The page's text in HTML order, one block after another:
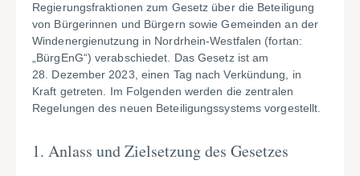
Regierungsfraktionen zum Gesetz über die Beteiligung
von Bürgerinnen und Bürgern sowie Gemeinden an der
Windenergienutzung in Nordrhein-Westfalen (fortan:
„BürgEnG“) verabschiedet. Das Gesetz ist am
28. Dezember 2023, einen Tag nach Verkündung, in
Kraft getreten. Im Folgenden werden die zentralen
Regelungen des neuen Beteiligungssystems vorgestellt.
1. Anlass und Zielsetzung des Gesetzes